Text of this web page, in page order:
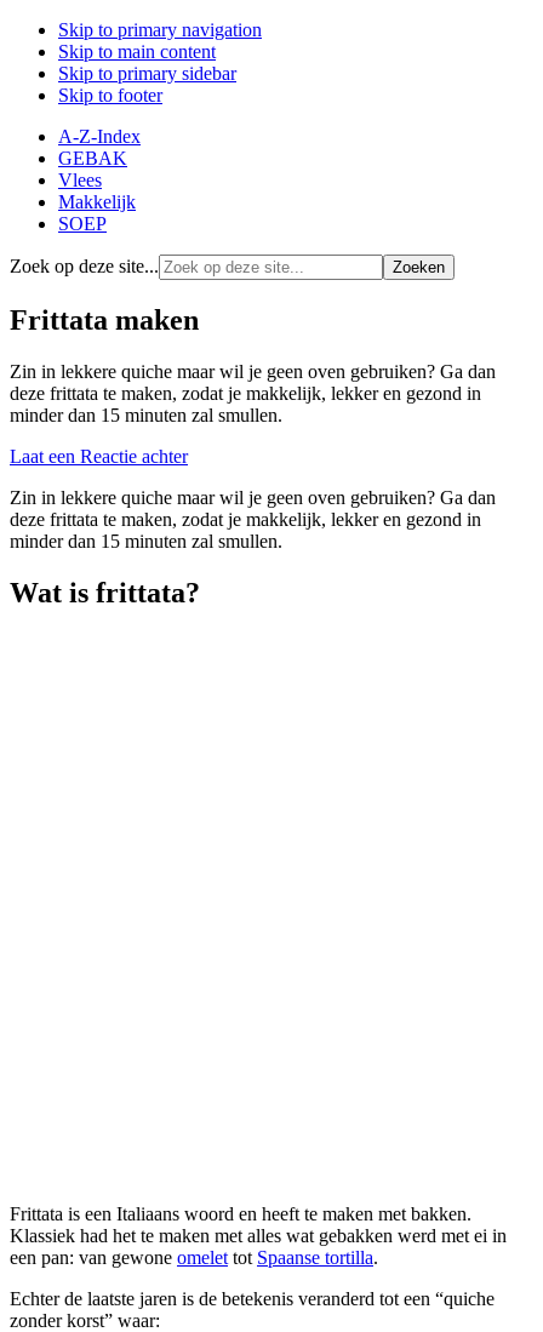
Skip to primary navigation
Skip to main content
Skip to primary sidebar
Skip to footer
A-Z-Index
GEBAK
Vlees
Makkelijk
SOEP
Zoek op deze site...
Frittata maken
Zin in lekkere quiche maar wil je geen oven gebruiken? Ga dan
deze frittata te maken, zodat je makkelijk, lekker en gezond in
minder dan 15 minuten zal smullen.
Laat een Reactie achter
Zin in lekkere quiche maar wil je geen oven gebruiken? Ga dan
deze frittata te maken, zodat je makkelijk, lekker en gezond in
minder dan 15 minuten zal smullen.
Wat is frittata?
Frittata is een Italiaans woord en heeft te maken met bakken.
Klassiek had het te maken met alles wat gebakken werd met ei in
een pan: van gewone omelet tot Spaanse tortilla.
Echter de laatste jaren is de betekenis veranderd tot een “quiche
zonder korst” waar: